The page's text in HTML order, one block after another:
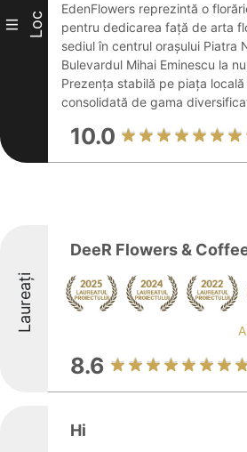
III Loc
EdenFlowers reprezintă o
pentru dedicarea față de arta
sediul în centrul orașului Piatra
Bulevardul Mihai Eminescu la
Prezența stabilă pe piața
consolidată de gama
10.0
Laureați
DeeR Flowers &
8.6
Hi